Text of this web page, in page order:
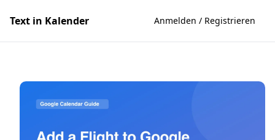
Text in Kalender Anmelden / Registrieren